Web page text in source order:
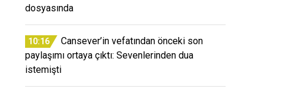
dosyasında
10:16
Cansever’in vefatından önceki son
paylaşımı ortaya çıktı: Sevenlerinden dua
istemişti